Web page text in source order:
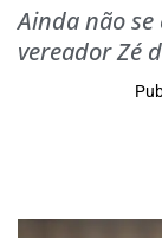
Ainda não se
vereador Zé